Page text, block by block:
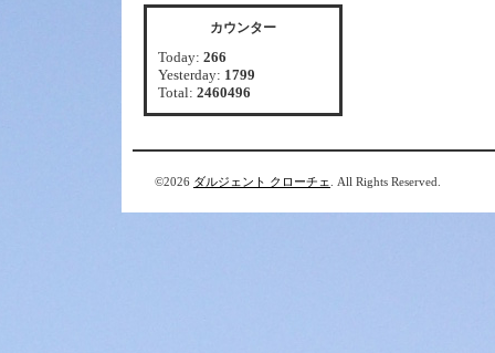
カウンター
Today: 266
Yesterday: 1799
Total: 2460496
©2026 ダルジェント クローチェ . All Rights Reserved.